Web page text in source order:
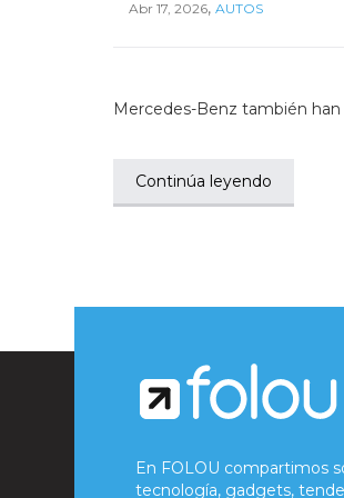
Abr 17, 2026, AUTOS
Mercedes-Benz también han
Continúa leyendo
En FOLOU compartimos
tecnología, gadgets,